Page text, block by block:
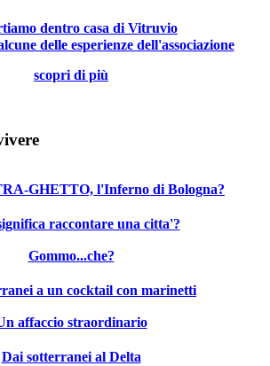
dentro casa di Vitruvio
delle esperienze dell'associazione
scopri di più
GHETTO, l'Inferno di Bologna?
raccontare una citta'?
Gommo...che?
a un cocktail con marinetti
affaccio straordinario
Dai sotterranei al Delta